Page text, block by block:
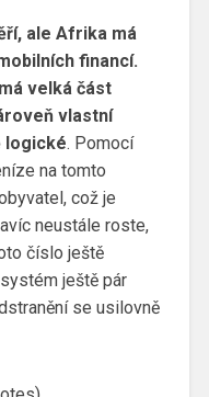
ale Afrika má
financí.
velká část
vlastní
logické. Pomocí
na tomto
což je
neustále roste,
číslo ještě
ještě pár
se usilovně